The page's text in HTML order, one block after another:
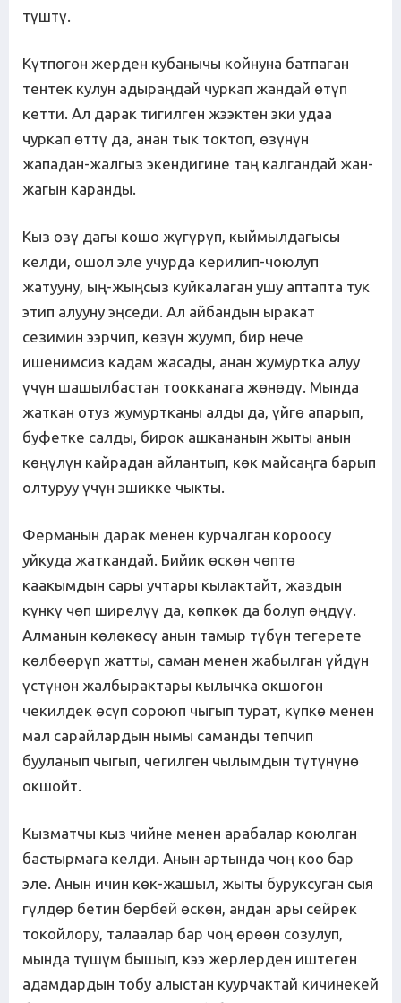
түштү.
Күтпөгөн жерден кубанычы койнуна батпаган
тентек кулун адыраңдай чуркап жандай өтүп
кетти. Ал дарак тигилген жээктен эки удаа
чуркап өттү да, анан тык токтоп, өзүнүн
жападан-жалгыз экендигине таң калгандай жан-
жагын каранды.
Кыз өзү дагы кошо жүгүрүп, кыймылдагысы
келди, ошол эле учурда керилип-чоюлуп
жатууну, ың-жыңсыз куйкалаган ушу аптапта тук
этип алууну эңседи. Ал айбандын ыракат
сезимин ээрчип, көзүн жуумп, бир нече
ишенимсиз кадам жасады, анан жумуртка алуу
үчүн шашылбастан тоокканага жөнөдү. Мында
жаткан отуз жумуртканы алды да, үйгө апарып,
буфетке салды, бирок ашкананын жыты анын
көңүлүн кайрадан айлантып, көк майсаңга барып
олтуруу үчүн эшикке чыкты.
Ферманын дарак менен курчалган короосу
уйкуда жаткандай. Бийик өскөн чөптө
каакымдын сары учтары кылактайт, жаздын
күнкү чөп ширелүү да, көпкөк да болуп өңдүү.
Алманын көлөкөсү анын тамыр түбүн тегерете
көлбөөрүп жатты, саман менен жабылган үйдүн
үстүнөн жалбырактары кылычка окшогон
чекилдек өсүп сороюп чыгып турат, күпкө менен
мал сарайлардын нымы саманды тепчип
бууланып чыгып, чегилген чылымдын түтүнүнө
окшойт.
Кызматчы кыз чийне менен арабалар коюлган
бастырмага келди. Анын артында чоң коо бар
эле. Анын ичин көк-жашыл, жыты буруксуган сыя
гүлдөр бетин бербей өскөн, андан ары сейрек
токойлору, талаалар бар чоң өрөөн созулуп,
мында түшүм бышып, кээ жерлерден иштеген
адамдардын тобу алыстан куурчактай кичинекей